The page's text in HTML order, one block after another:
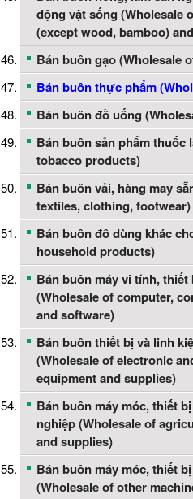
động vật sống (Wholesale
(except wood, bamboo)
Bán buôn gạo (Wholesale
Bán buôn thực phẩm
Bán buôn đồ uống
Bán buôn sản phẩm thuốc
tobacco products)
Bán buôn vải, hàng may
textiles, clothing, footwear)
Bán buôn đồ dùng khác
household products)
Bán buôn máy vi tính,
(Wholesale of computer,
and software)
Bán buôn thiết bị và linh
(Wholesale of electronic
equipment and supplies)
Bán buôn máy móc, thiết
nghiệp (Wholesale of
and supplies)
Bán buôn máy móc, thiết
(Wholesale of other